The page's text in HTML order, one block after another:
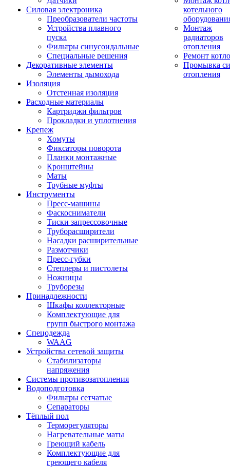
Силовая электроника
Преобразователи частоты
Устройства плавного
пуска
Фильтры синусоидальные
Специальные решения
Декоративные элементы
Элементы дымохода
Изоляция
Отстенная изоляция
Расходные материалы
Картриджи фильтров
Прокладки и уплотнения
Крепеж
Хомуты
Фиксаторы поворота
Планки монтажные
Кронштейны
Маты
Трубные муфты
Инструменты
Пресс-машины
Фаскосниматели
Тиски запрессовочные
Труборасширители
Насадки расширительные
Размотчики
Пресс-губки
Степлеры и пистолеты
Ножницы
Труборезы
Принадлежности
Шкафы коллекторные
Комплектующие для
групп быстрого монтажа
Спецодежда
WAAG
Устройства сетевой защиты
Стабилизаторы
напряжения
Системы противозатопления
Водоподготовка
Фильтры сетчатые
Сепараторы
Тёплый пол
Терморегуляторы
Нагревательные маты
Греющий кабель
Комплектующие для
греющего кабеля
котельного
Монтаж
радиаторов
отопления
Ремонт
Промывка
отопления